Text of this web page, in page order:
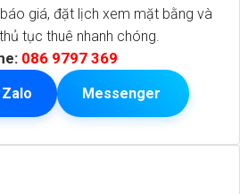
giá, đặt lịch xem mặt bằng và
tục thuê nhanh chóng.
086 9797 369
Zalo Messenger